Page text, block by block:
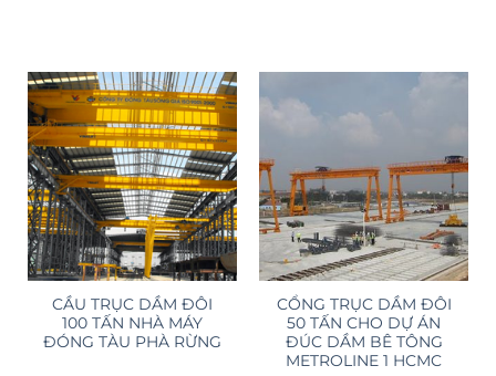
CẦU TRỤC DẦM ĐÔI
100 TẤN NHÀ MÁY
ĐÓNG TÀU PHÀ RỪNG
CỔNG TRỤC DẦM ĐÔI
50 TẤN CHO DỰ ÁN
ĐÚC DẦM BÊ TÔNG
METROLINE 1 HCMC